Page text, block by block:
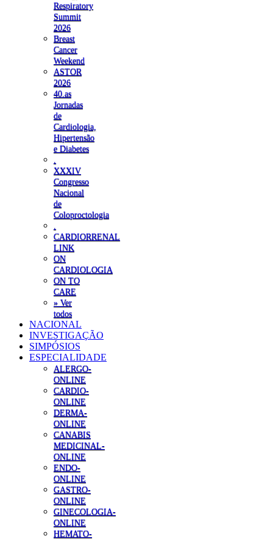
Respiratory
Summit
2026
Breast
Cancer
Weekend
ASTOR
2026
40.as
Jornadas
de
Cardiologia,
Hipertensão
e Diabetes
XXXIV
Congresso
Nacional
de
Coloproctologia
CARDIORRENAL
LINK
ON
CARDIOLOGIA
ON TO
CARE
» Ver
todos
NACIONAL
INVESTIGAÇÃO
SIMPÓSIOS
ESPECIALIDADE
ALERGO-
ONLINE
CARDIO-
ONLINE
DERMA-
ONLINE
CANABIS
MEDICINAL-
ONLINE
ENDO-
ONLINE
GASTRO-
ONLINE
GINECOLOGIA-
ONLINE
HEMATO-